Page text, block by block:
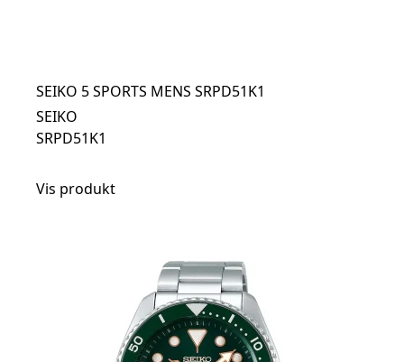
SEIKO 5 SPORTS MENS SRPD51K1
SEIKO
SRPD51K1
Vis produkt